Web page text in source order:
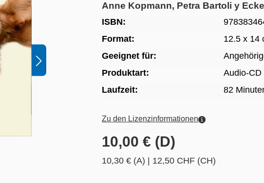
Anne Kopmann, Petra Bartoli y
ISBN:
Format:
12.5 x 14
Geeignet für:
Produktart:
Audio-CD
Laufzeit:
82
Zu den Lizenzinformationen
10,00 € (D)
10,30 € (A) 12,50 CHF (CH)